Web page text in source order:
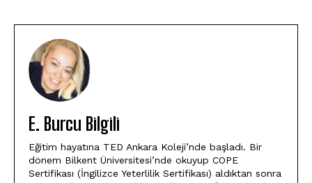
E. Burcu Bilgili
Eğitim hayatına TED Ankara Koleji’nde başladı. Bir
dönem Bilkent Üniversitesi’nde okuyup COPE
Sertifikası (İngilizce Yeterlilik Sertifikası) aldıktan sonra